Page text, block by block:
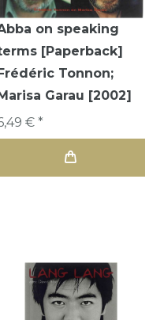
on speaking
[Paperback]
Tonnon;
Garau [2002]
€ *